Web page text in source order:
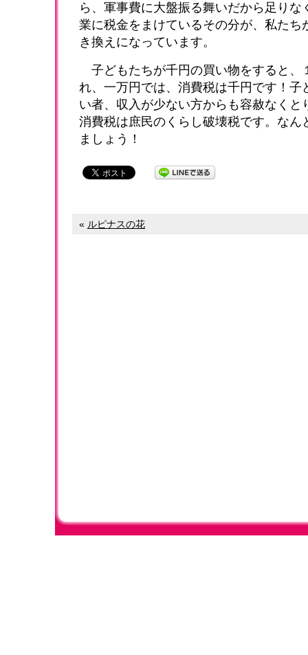
ら、軍事費に大盤振る舞いだから足り
業に税金をまけているその分が、私たち
き換えになっています。
子どもたちが千円の買い物をすると、
れ、一万円では、消費税は千円です！子
い者、収入が少ない方からも容赦なくと
消費税は庶民のくらし破壊税です。なん
ましょう！
« ルピナスの花